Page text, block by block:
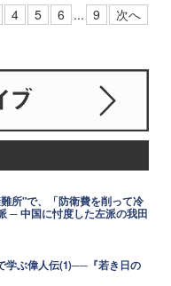
4 5 6 ... 9 次へ
所"で、「防衛費を削って冷
─ 中国に忖度した左派の我田
学ぶ偉人伝(1)──『若き日の